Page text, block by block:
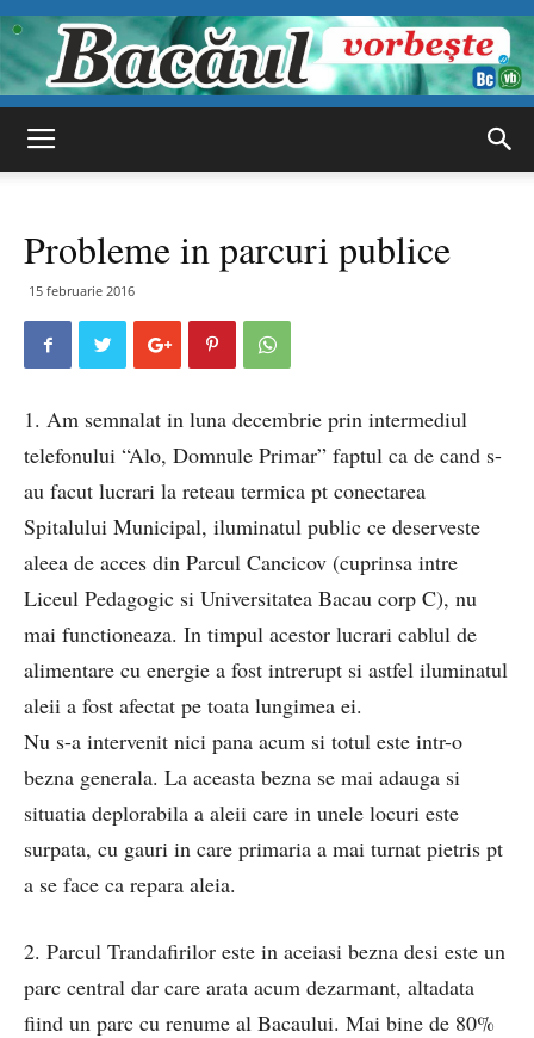
vorbește
Probleme in parcuri publice
15 februarie 2016
1. Am semnalat in luna decembrie prin intermediul
telefonului “Alo, Domnule Primar” faptul ca de cand s-
au facut lucrari la reteau termica pt conectarea
Spitalului Municipal, iluminatul public ce deserveste
aleea de acces din Parcul Cancicov (cuprinsa intre
Liceul Pedagogic si Universitatea Bacau corp C), nu
mai functioneaza. In timpul acestor lucrari cablul de
alimentare cu energie a fost intrerupt si astfel iluminatul
aleii a fost afectat pe toata lungimea ei.
Nu s-a intervenit nici pana acum si totul este intr-o
bezna generala. La aceasta bezna se mai adauga si
situatia deplorabila a aleii care in unele locuri este
surpata, cu gauri in care primaria a mai turnat pietris pt
a se face ca repara aleia.
2. Parcul Trandafirilor este in aceiasi bezna desi este un
parc central dar care arata acum dezarmant, altadata
fiind un parc cu renume al Bacaului. Mai bine de 80%